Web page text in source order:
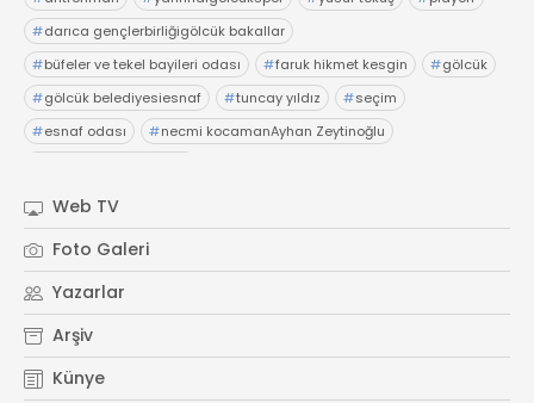
#darıca gençlerbirliğigölcük bakallar
#büfeler ve tekel bayileri odası #faruk hikmet kesgin #gölcük
#gölcük belediyesiesnaf #tuncay yıldız #seçim
#esnaf odası #necmi kocamanAyhan Zeytinoğlu
Web TV
Foto Galeri
Yazarlar
Arşiv
Künye